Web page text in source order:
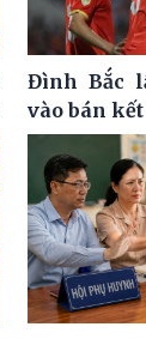
Đình Bắc
vào bán